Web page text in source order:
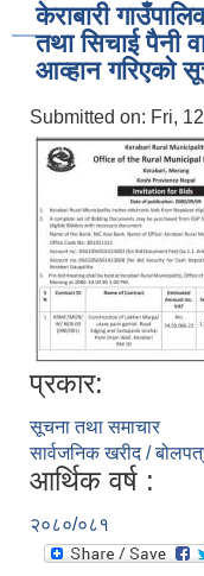
केराबारी
तथा सिचाई पैनी
आव्हान गरिएको
Submitted on: Fri,
प्रकार:
सूचना तथा समाचार
सार्वजनिक खरीद /
आर्थिक वर्ष :
२०८०/०८१